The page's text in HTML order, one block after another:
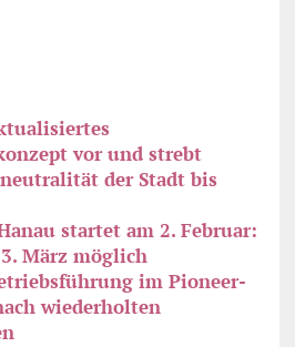
vor und strebt
der Stadt bis
startet am 2. Februar:
März möglich
im Pioneer-
wiederholten